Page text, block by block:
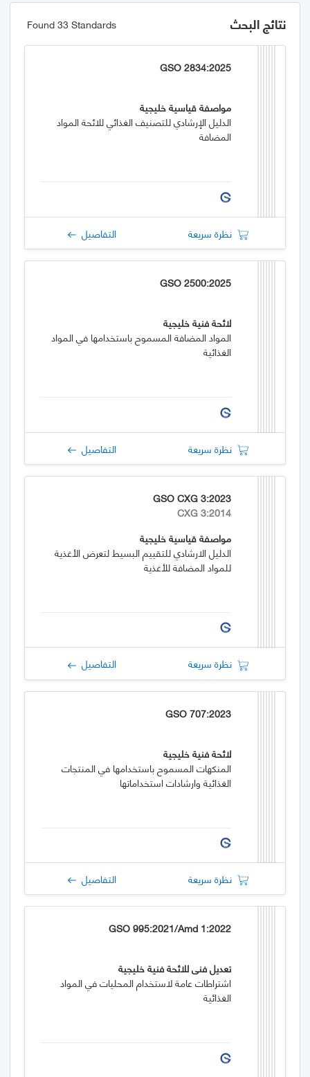
نتائج البحث Found 33 Standards
GSO 2834:2025
مواصفة قياسية خليجية
الدليل الإرشادي للتصنيف الغذائي للائحة المواد
المضافة
نظرة سريعة التفاصيل
GSO 2500:2025
لائحة فنية خليجية
المواد المضافة المسموح باستخدامها في المواد
الغذائية
نظرة سريعة التفاصيل
GSO CXG 3:2023
CXG 3:2014
مواصفة قياسية خليجية
الدليل الارشادي للتقييم البسيط لتعرض الأغذية
للمواد المضافة للأغذية
نظرة سريعة التفاصيل
GSO 707:2023
لائحة فنية خليجية
المنكهات المسموح باستخدامها في المنتجات
الغذائية وارشادات استخداماتها
نظرة سريعة التفاصيل
GSO 995:2021/Amd 1:2022
تعديل فني للائحة فنية خليجية
اشتراطات عامة لاستخدام المحليات في المواد
الغذائية